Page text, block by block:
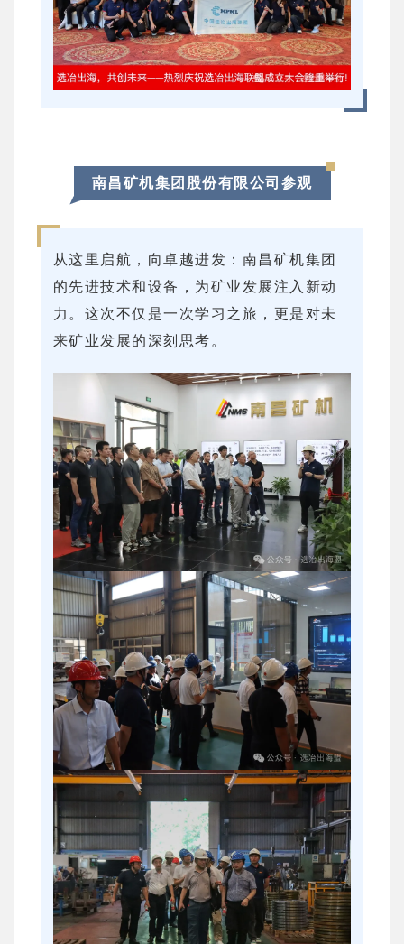
南昌矿机集团股份有限公司参观
从这里启航，向卓越进发：南昌矿机集团
的先进技术和设备，为矿业发展注入新动
力。这次不仅是一次学习之旅，更是对未
来矿业发展的深刻思考。